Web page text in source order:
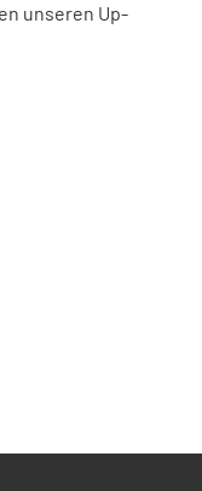
unseren Up-